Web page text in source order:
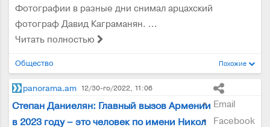
Фотографии в разные дни снимал арцахский
фотограф Давид Каграманян. ...
Читать полностью
Общество Похожие
panorama.am 12/30-го/2022, 11:06
Email
Facebook
Степан Даниелян: Главный вызов Армении
в 2023 году – это человек по имени Никол